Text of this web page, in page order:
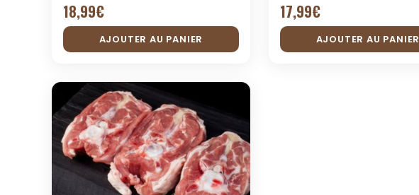
18,99€
AJOUTER AU PANIER
17,99€
AJOUTER AU PANIER